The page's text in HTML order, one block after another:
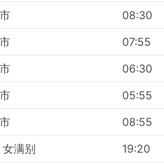
其他福利。
地方对进入大巴车站的车辆有
一定要多计算些交通拥堵的时间
依赖于道路情况，有时可能由
08:30
07:55
06:30
05:55
08:55
满别 19:20